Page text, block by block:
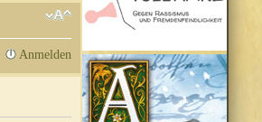
Anmelden